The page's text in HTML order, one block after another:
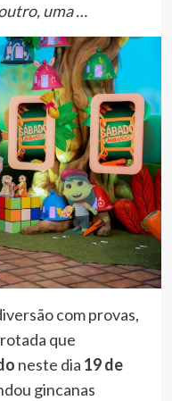
uma …
com provas,
que
neste dia 19 de
gincanas